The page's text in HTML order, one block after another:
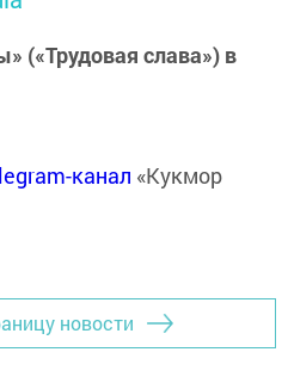
(«Трудовая слава») в
канал «Кукмор
новости